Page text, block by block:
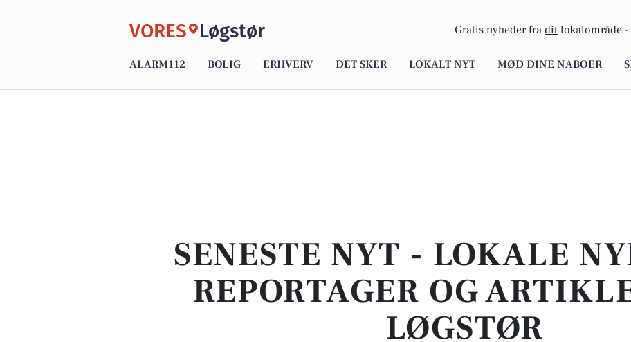
VORES Løgstør Gratis nyheder fra dit lokalområde -
ALARM112 BOLIG ERHVERV DET SKER LOKALT NYT MØD DINE NABOER
SENESTE NYT - LOKALE
REPORTAGER OG
LØGSTØR